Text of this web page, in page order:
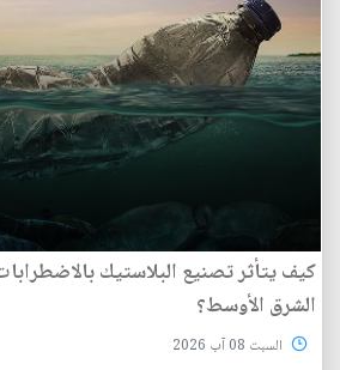
كيف يتأثر تصنيع البلاستيك
الشرق الأوسط؟
السبت 08 آب 2026